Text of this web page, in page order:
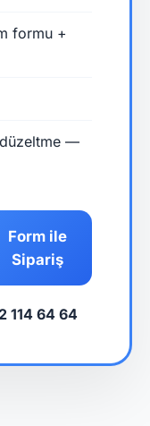
formu +
—
Form ile
Sipariş
114 64 64